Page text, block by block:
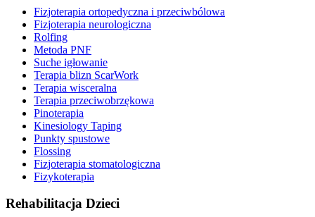
Fizjoterapia ortopedyczna i przeciwbólowa
Fizjoterapia neurologiczna
Rolfing
Metoda PNF
Suche igłowanie
Terapia blizn ScarWork
Terapia wisceralna
Terapia przeciwobrzękowa
Pinoterapia
Kinesiology Taping
Punkty spustowe
Flossing
Fizjoterapia stomatologiczna
Fizykoterapia
Rehabilitacja Dzieci